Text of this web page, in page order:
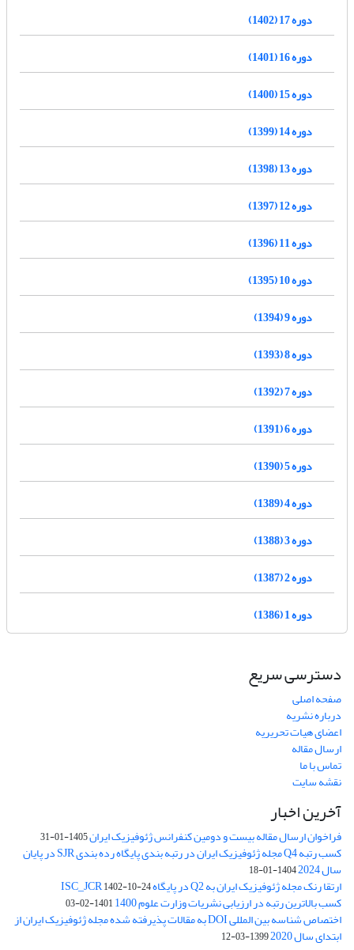
دوره 17 (1402)
دوره 16 (1401)
دوره 15 (1400)
دوره 14 (1399)
دوره 13 (1398)
دوره 12 (1397)
دوره 11 (1396)
دوره 10 (1395)
دوره 9 (1394)
دوره 8 (1393)
دوره 7 (1392)
دوره 6 (1391)
دوره 5 (1390)
دوره 4 (1389)
دوره 3 (1388)
دوره 2 (1387)
دوره 1 (1386)
دسترسی سریع
صفحه اصلی
درباره نشریه
اعضای هیات تحریریه
ارسال مقاله
تماس با ما
نقشه سایت
آخرین اخبار
فراخوان ارسال مقاله بیست و دومین کنفرانس ژئوفیزیک ایران1405-01-31
کسب رتبه Q4 مجله ژئوفیزیک ایران در رتبه بندی پایگاه رده بندی SJR در پایان
سال 2024 1404-01-18
ارتقا رنک مجله ژئوفیزیک ایران به Q2 در پایگاه ISC_JCR 1402-10-24
کسب بالاترین رتبه در ارزیابی نشریات وزارت علوم 1400 1401-02-03
اختصاص شناسه بین المللی DOI به مقالات پذیرفته شده مجله ژئوفیزیک ایران از
ابتدای سال 2020 1399-03-12